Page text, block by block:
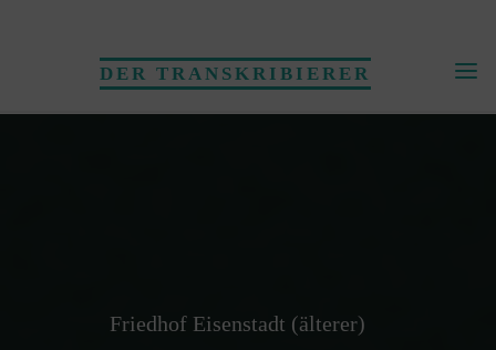
DER TRANSKRIBIERER
Friedhof Eisenstadt (älterer)